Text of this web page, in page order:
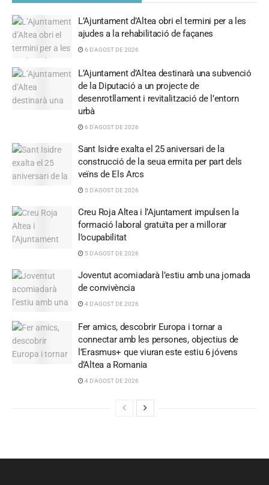
L’Ajuntament d’Altea obri el termini per a les
ajudes a la rehabilitació de façanes
6 D'AGOST DE 2026
L’Ajuntament d’Altea destinarà una subvenció
de la Diputació a un projecte de
desenrotllament i revitalització de l’entorn
urbà
6 D'AGOST DE 2026
Sant Isidre exalta el 25 aniversari de la
construcció de la seua ermita per part dels
veïns de Els Arcs
5 D'AGOST DE 2026
Creu Roja Altea i l’Ajuntament impulsen la
formació laboral gratuïta per a millorar
l’ocupabilitat
5 D'AGOST DE 2026
Joventut acomiadarà l’estiu amb una jornada
de convivència
4 D'AGOST DE 2026
Fer amics, descobrir Europa i tornar a
connectar amb les persones, objectius de
l’Erasmus+ que viuran este estiu 6 jóvens
d’Altea a Romania
4 D'AGOST DE 2026